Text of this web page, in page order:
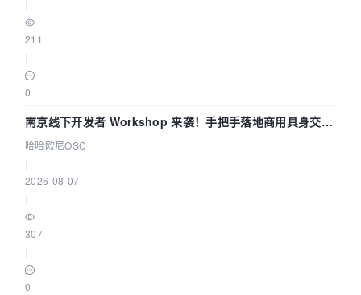
211
0
南京线下开发者 Workshop 来袭！手把手落地商用具身交互
智能 Agent 应用
哈哈欧尼OSC
2026-08-07
307
0